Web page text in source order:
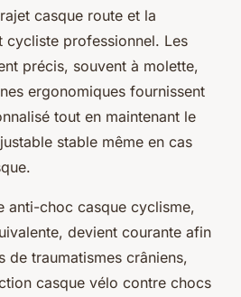
casque route et la
cycliste professionnel. Les
précis, souvent à molette,
ergonomiques fournissent
tout en maintenant le
stable même en cas
anti-choc casque cyclisme,
devient courante afin
de traumatismes crâniens,
casque vélo contre chocs